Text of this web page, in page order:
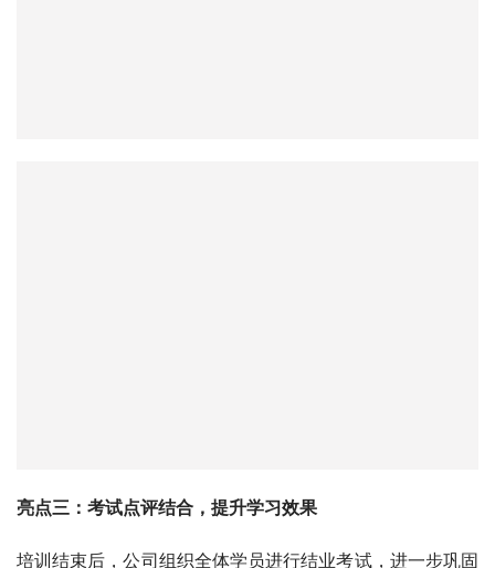
亮点三：考试点评结合，提升学习效果
培训结束后，公司组织全体学员进行结业考试，进一步巩固